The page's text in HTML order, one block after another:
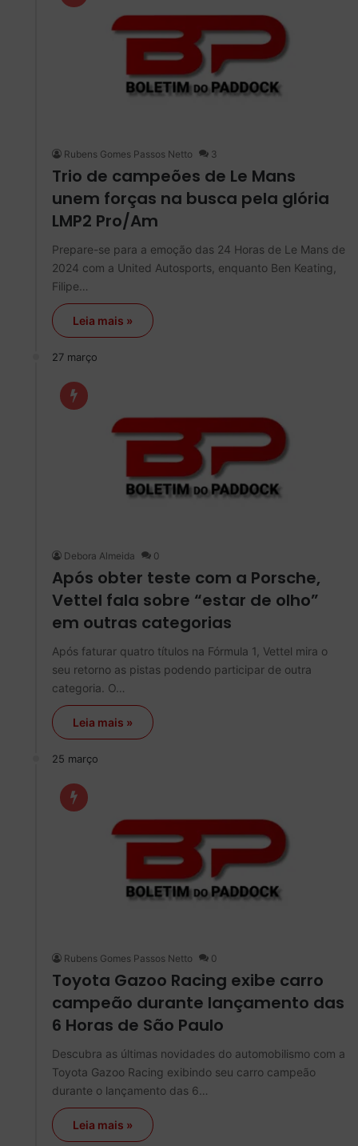
Rubens Gomes Passos Netto 3
Trio de campeões de Le Mans
unem forças na busca pela glória
LMP2 Pro/Am
Prepare-se para a emoção das 24 Horas de Le Mans de
2024 com a United Autosports, enquanto Ben Keating,
Filipe…
Leia mais »
27 março
Debora Almeida 0
Após obter teste com a Porsche,
Vettel fala sobre “estar de olho”
em outras categorias
Após faturar quatro títulos na Fórmula 1, Vettel mira o
seu retorno as pistas podendo participar de outra
categoria. O…
Leia mais »
25 março
Rubens Gomes Passos Netto 0
Toyota Gazoo Racing exibe carro
campeão durante lançamento das
6 Horas de São Paulo
Descubra as últimas novidades do automobilismo com a
Toyota Gazoo Racing exibindo seu carro campeão
durante o lançamento das 6…
Leia mais »